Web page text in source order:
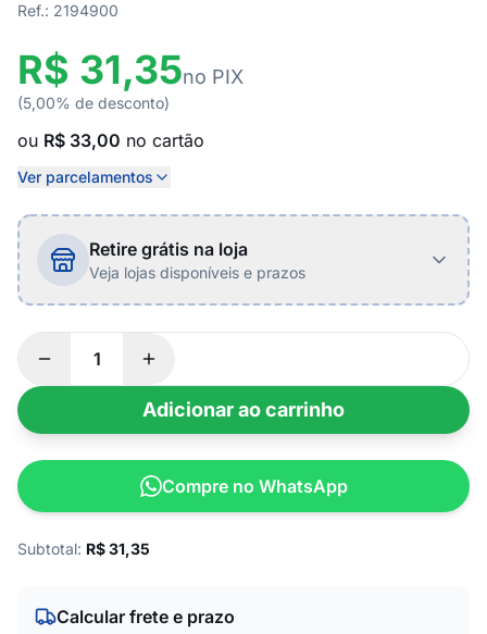
Ref.: 2194900
R$ 31,35no PIX
(5,00% de desconto)
ou R$ 33,00 no cartão
Ver parcelamentos
Retire grátis na loja
Veja lojas disponíveis e prazos
Adicionar ao carrinho
Compre no WhatsApp
Subtotal: R$31,35
Calcular frete e prazo